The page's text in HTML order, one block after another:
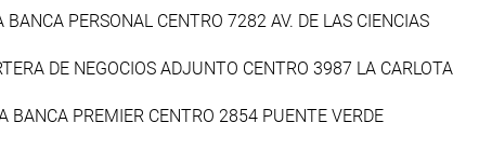
BANCA PERSONAL CENTRO 7282 AV. DE LAS CIENCIAS
DE NEGOCIOS ADJUNTO CENTRO 3987 LA CARLOTA
BANCA PREMIER CENTRO 2854 PUENTE VERDE